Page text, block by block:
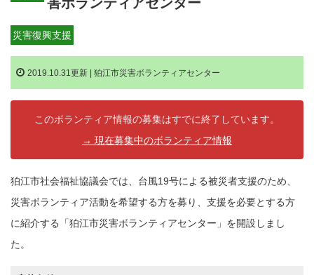
災害復興支援
2019.10.31更新 | 狛江市災害ボランティアセンター
このボランティア情報の募集はすでに終了しています。
→ 現在募集中のボランティア情報
狛江市社会福祉協議会では、台風19号による被災者支援のため、
災害ボランティア活動を希望する方を募り、支援を必要とする方
に紹介する「狛江市災害ボランティアセンター」を開設しまし
た。